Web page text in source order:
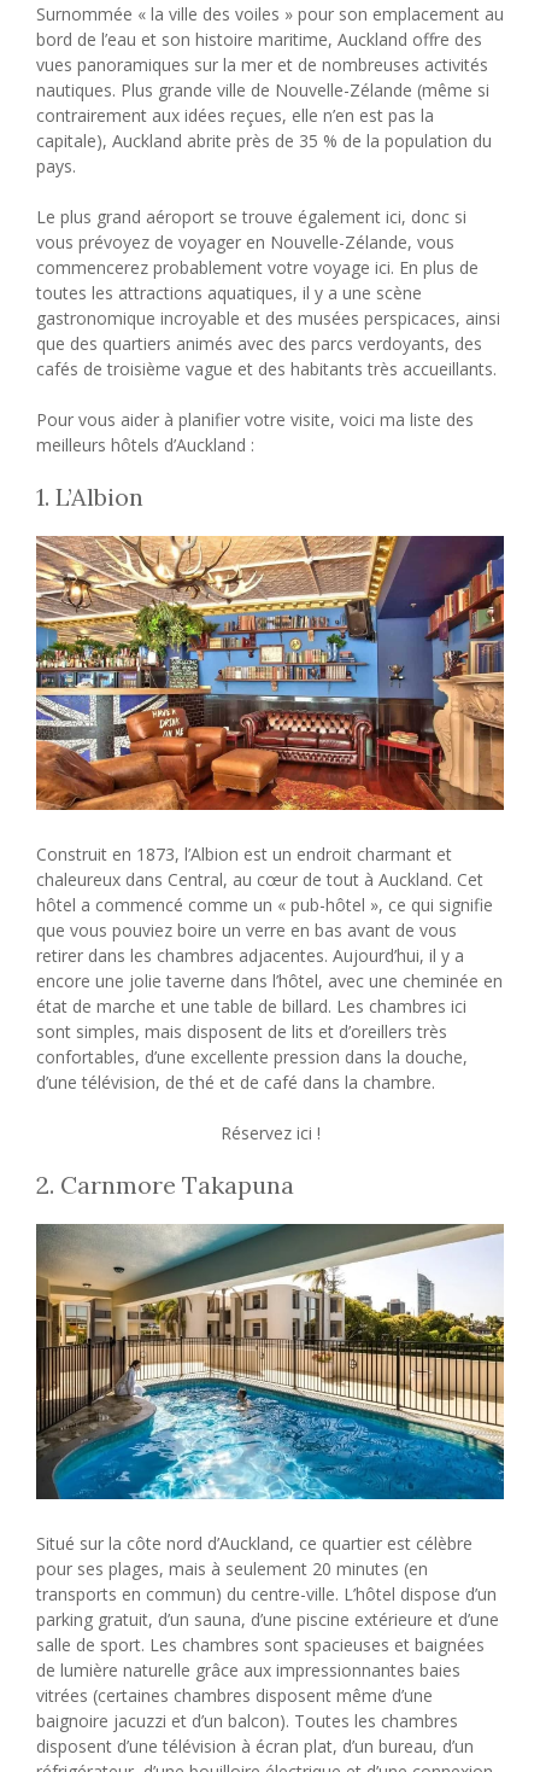
Surnommée « la ville des voiles » pour son emplacement au
bord de l’eau et son histoire maritime, Auckland offre des
vues panoramiques sur la mer et de nombreuses activités
nautiques. Plus grande ville de Nouvelle-Zélande (même si
contrairement aux idées reçues, elle n’en est pas la
capitale), Auckland abrite près de 35 % de la population du
pays.
Le plus grand aéroport se trouve également ici, donc si
vous prévoyez de voyager en Nouvelle-Zélande, vous
commencerez probablement votre voyage ici. En plus de
toutes les attractions aquatiques, il y a une scène
gastronomique incroyable et des musées perspicaces, ainsi
que des quartiers animés avec des parcs verdoyants, des
cafés de troisième vague et des habitants très accueillants.
Pour vous aider à planifier votre visite, voici ma liste des
meilleurs hôtels d’Auckland :
1. L’Albion
Construit en 1873, l’Albion est un endroit charmant et
chaleureux dans Central, au cœur de tout à Auckland. Cet
hôtel a commencé comme un « pub-hôtel », ce qui signifie
que vous pouviez boire un verre en bas avant de vous
retirer dans les chambres adjacentes. Aujourd’hui, il y a
encore une jolie taverne dans l’hôtel, avec une cheminée en
état de marche et une table de billard. Les chambres ici
sont simples, mais disposent de lits et d’oreillers très
confortables, d’une excellente pression dans la douche,
d’une télévision, de thé et de café dans la chambre.
Réservez ici !
2. Carnmore Takapuna
Situé sur la côte nord d’Auckland, ce quartier est célèbre
pour ses plages, mais à seulement 20 minutes (en
transports en commun) du centre-ville. L’hôtel dispose d’un
parking gratuit, d’un sauna, d’une piscine extérieure et d’une
salle de sport. Les chambres sont spacieuses et baignées
de lumière naturelle grâce aux impressionnantes baies
vitrées (certaines chambres disposent même d’une
baignoire jacuzzi et d’un balcon). Toutes les chambres
disposent d’une télévision à écran plat, d’un bureau, d’un